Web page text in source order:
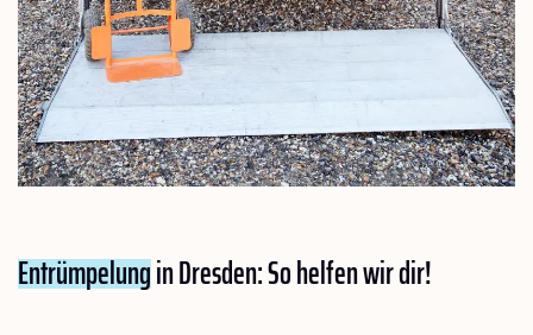
Entrümpelungin Dresden: So helfen wir dir!